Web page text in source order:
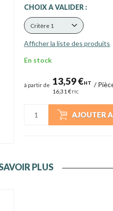
CHOIX A VALIDER :
Critère 1
Afficher la liste des produits
En stock
à partir de 13,59 €HT
16,31 €TTC
/
AJOUTER
PLUS